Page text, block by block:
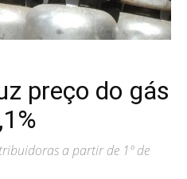
preço do gás
a partir de 1º de